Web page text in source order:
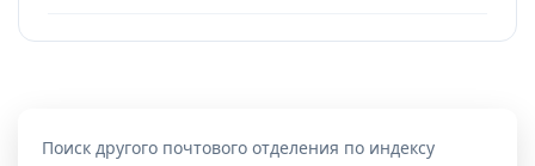
Поиск другого почтового отделения по индексу